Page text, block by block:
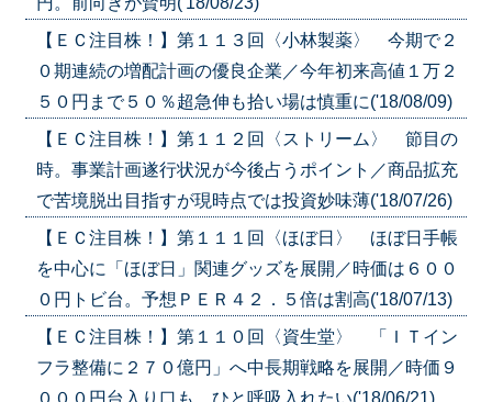
【ＥＣ注目株！】第１１３回〈小林製薬〉 今期で２
０期連続の増配計画の優良企業／今年初来高値１万２
５０円まで５０％超急伸も拾い場は慎重に('18/08/09)
【ＥＣ注目株！】第１１２回〈ストリーム〉 節目の
時。事業計画遂行状況が今後占うポイント／商品拡充
で苦境脱出目指すが現時点では投資妙味薄('18/07/26)
【ＥＣ注目株！】第１１１回〈ほぼ日〉 ほぼ日手帳
を中心に「ほぼ日」関連グッズを展開／時価は６００
０円トビ台。予想ＰＥＲ４２．５倍は割高('18/07/13)
【ＥＣ注目株！】第１１０回〈資生堂〉 「ＩＴイン
フラ整備に２７０億円」へ中長期戦略を展開／時価９
０００円台入り口も、ひと呼吸入れたい('18/06/21)